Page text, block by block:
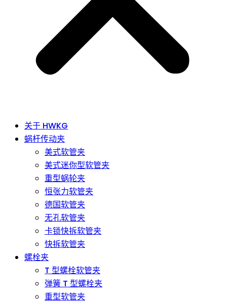
关于 HWKG
蜗杆传动夹
美式软管夹
美式迷你型软管夹
重型蜗轮夹
恒张力软管夹
德国软管夹
无孔软管夹
卡锁快拆软管夹
快拆软管夹
螺栓夹
T 型螺栓软管夹
弹簧 T 型螺栓夹
重型软管夹